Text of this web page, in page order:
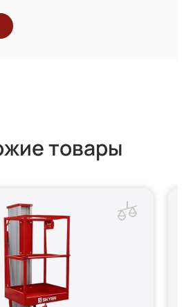
товары